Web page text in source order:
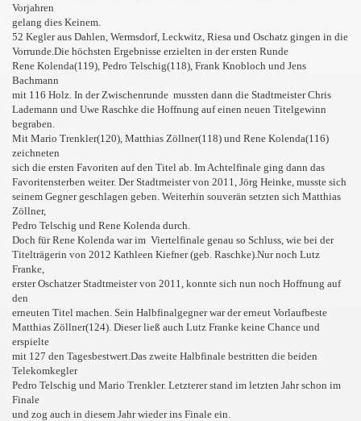
Vorjahren
gelang dies Keinem.
52 Kegler aus Dahlen, Wermsdorf, Leckwitz, Riesa und Oschatz gingen in die
Vorrunde.Die höchsten Ergebnisse erzielten in der ersten Runde
Rene Kolenda(119), Pedro Telschig(118), Frank Knobloch und Jens
Bachmann
mit 116 Holz. In der Zwischenrunde mussten dann die Stadtmeister Chris
Lademann und Uwe Raschke die Hoffnung auf einen neuen Titelgewinn
begraben.
Mit Mario Trenkler(120), Matthias Zöllner(118) und Rene Kolenda(116)
zeichneten
sich die ersten Favoriten auf den Titel ab. Im Achtelfinale ging dann das
Favoritensterben weiter. Der Stadtmeister von 2011, Jörg Heinke, musste sich
seinem Gegner geschlagen geben. Weiterhin souverän setzten sich Matthias
Zöllner,
Pedro Telschig und Rene Kolenda durch.
Doch für Rene Kolenda war im Viertelfinale genau so Schluss, wie bei der
Titelträgerin von 2012 Kathleen Kiefner (geb. Raschke).Nur noch Lutz
Franke,
erster Oschatzer Stadtmeister von 2011, konnte sich nun noch Hoffnung auf
den
erneuten Titel machen. Sein Halbfinalgegner war der erneut Vorlaufbeste
Matthias Zöllner(124). Dieser ließ auch Lutz Franke keine Chance und
erspielte
mit 127 den Tagesbestwert.Das zweite Halbfinale bestritten die beiden
Telekomkegler
Pedro Telschig und Mario Trenkler. Letzterer stand im letzten Jahr schon im
Finale
und zog auch in diesem Jahr wieder ins Finale ein.